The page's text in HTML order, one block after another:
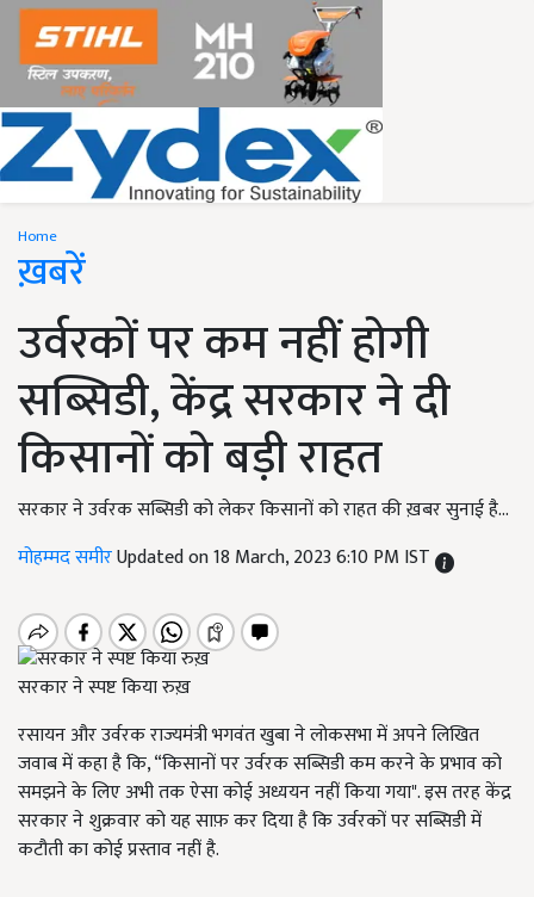
Home
ख़बरें
उर्वरकों पर कम नहीं होगी
सब्सिडी, केंद्र सरकार ने दी
किसानों को बड़ी राहत
सरकार ने उर्वरक सब्सिडी को लेकर किसानों को राहत की ख़बर सुनाई है...
मोहम्मद समीरUpdated on 18 March, 2023 6:10 PM IST
सरकार ने स्पष्ट किया रुख़
रसायन और उर्वरक राज्यमंत्री भगवंत खुबा ने लोकसभा में अपने लिखित
जवाब में कहा है कि, “किसानों पर उर्वरक सब्सिडी कम करने के प्रभाव को
समझने के लिए अभी तक ऐसा कोई अध्ययन नहीं किया गया". इस तरह केंद्र
सरकार ने शुक्रवार को यह साफ़ कर दिया है कि उर्वरकों पर सब्सिडी में
कटौती का कोई प्रस्ताव नहीं है.